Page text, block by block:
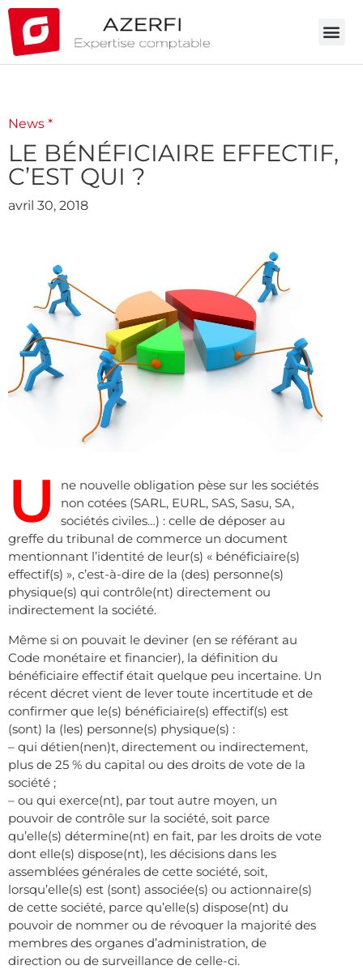
News *
LE BÉNÉFICIAIRE EFFECTIF,
C’EST QUI ?
avril 30, 2018
U
ne nouvelle obligation pèse sur les sociétés
non cotées (SARL, EURL, SAS, Sasu, SA,
sociétés civiles…) : celle de déposer au
greffe du tribunal de commerce un document
mentionnant l’identité de leur(s) « bénéficiaire(s)
effectif(s) », c’est-à-dire de la (des) personne(s)
physique(s) qui contrôle(nt) directement ou
indirectement la société.
Même si on pouvait le deviner (en se référant au
Code monétaire et financier), la définition du
bénéficiaire effectif était quelque peu incertaine. Un
récent décret vient de lever toute incertitude et de
confirmer que le(s) bénéficiaire(s) effectif(s) est
(sont) la (les) personne(s) physique(s) :
– qui détien(nen)t, directement ou indirectement,
plus de 25 % du capital ou des droits de vote de la
société ;
– ou qui exerce(nt), par tout autre moyen, un
pouvoir de contrôle sur la société, soit parce
qu’elle(s) détermine(nt) en fait, par les droits de vote
dont elle(s) dispose(nt), les décisions dans les
assemblées générales de cette société, soit,
lorsqu’elle(s) est (sont) associée(s) ou actionnaire(s)
de cette société, parce qu’elle(s) dispose(nt) du
pouvoir de nommer ou de révoquer la majorité des
membres des organes d’administration, de
direction ou de surveillance de celle-ci.